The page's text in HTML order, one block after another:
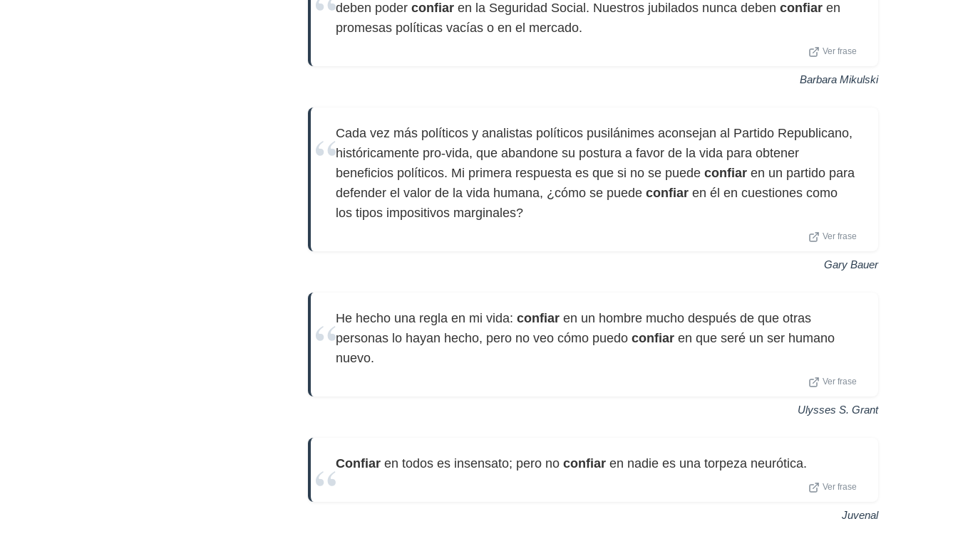
deben poder confiar en la Seguridad Social. Nuestros jubilados nunca deben confiar en
promesas políticas vacías o en el mercado.
Ver frase
Barbara Mikulski
Cada vez más políticos y analistas políticos pusilánimes aconsejan al Partido Republicano,
históricamente pro-vida, que abandone su postura a favor de la vida para obtener
beneficios políticos. Mi primera respuesta es que si no se puede confiar en un partido para
defender el valor de la vida humana, ¿cómo se puede confiar en él en cuestiones como
los tipos impositivos marginales?
Ver frase
Gary Bauer
He hecho una regla en mi vida: confiar en un hombre mucho después de que otras
personas lo hayan hecho, pero no veo cómo puedo confiar en que seré un ser humano
nuevo.
Ver frase
Ulysses S. Grant
Confiar en todos es insensato; pero no confiar en nadie es una torpeza neurótica.
Ver frase
Juvenal